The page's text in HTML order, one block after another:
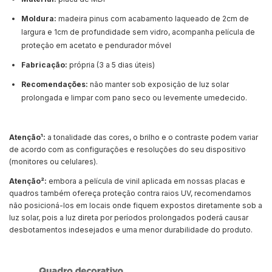
Moldura: madeira pinus com acabamento laqueado de 2cm de
largura e 1cm de profundidade sem vidro, acompanha película de
proteção em acetato e pendurador móvel
Fabricação: própria (3 a 5 dias úteis)
Recomendações: não manter sob exposição de luz solar
prolongada e limpar com pano seco ou levemente umedecido.
Atenção¹: a tonalidade das cores, o brilho e o contraste podem variar
de acordo com as configurações e resoluções do seu dispositivo
(monitores ou celulares).
Atenção²: embora a película de vinil aplicada em nossas placas e
quadros também ofereça proteção contra raios UV, recomendamos
não posicioná-los em locais onde fiquem expostos diretamente sob a
luz solar, pois a luz direta por períodos prolongados poderá causar
desbotamentos indesejados e uma menor durabilidade do produto.